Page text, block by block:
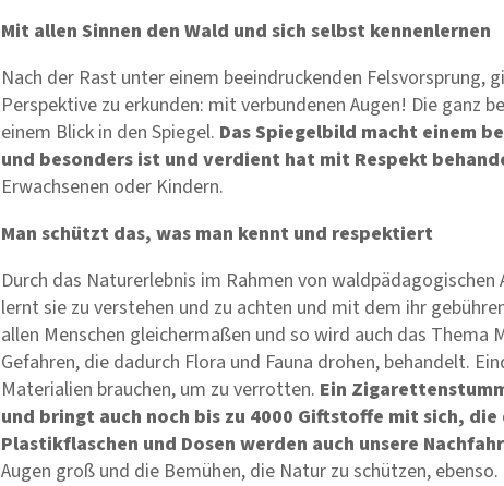
Mit allen Sinnen den Wald und sich selbst kennenlernen
Nach der Rast unter einem beeindruckenden Felsvorsprung,
Perspektive zu erkunden: mit verbundenen Augen! Die ganz
einem Blick in den Spiegel. Das Spiegelbild macht einem
und besonders ist und verdient hat mit Respekt
Erwachsenen oder Kindern.
Man schützt das, was man kennt und respektiert
Durch das Naturerlebnis im Rahmen von
lernt sie zu verstehen und zu achten und mit dem ihr
allen Menschen gleichermaßen und so wird auch das
Gefahren, die dadurch Flora und Fauna drohen, behandelt.
Materialien brauchen, um zu verrotten. Ein
und bringt auch noch bis zu 4000 Giftstoffe mit sich,
Plastikflaschen und Dosen werden auch unsere
Augen groß und die Bemühen, die Natur zu schützen, ebenso.